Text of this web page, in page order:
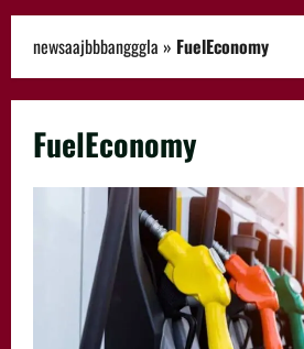
newsaajbbbangggla » FuelEconomy
FuelEconomy